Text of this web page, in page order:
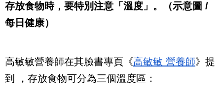
存放食物時，要特別注意「溫度」。（示意圖 /
每日健康）
高敏敏營養師在其臉書專頁《高敏敏 營養師》提
到 ，存放食物可分為三個溫度區：